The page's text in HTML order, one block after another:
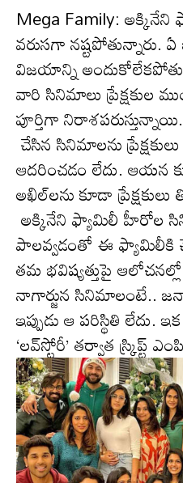
Mega Family:
వరుసగా నష్టపోతున్నారు.
విజ‌యాన్ని
వారి సినిమాలు ప్రేక్ష‌కుల
పూర్తిగా
చేసిన సినిమాలను
ఆదరించడం లేదు. ఆయన
అఖిల్‌లను కూడా ప్రేక్షకులు
అక్కినేని ఫ్యామిలీ హీరోల
పాలవ్వడంతో ఈ ఫ్యామిలీకి
తమ భవిష్యత్తుపై ఆలోచనల్లో
నాగార్జున సినిమాలంటే..
ఇప్పుడు ఆ ప‌రిస్థితి లేదు.
‘లవ్‌స్టోరీ’ తర్వాత స్క్రిప్ట్‌